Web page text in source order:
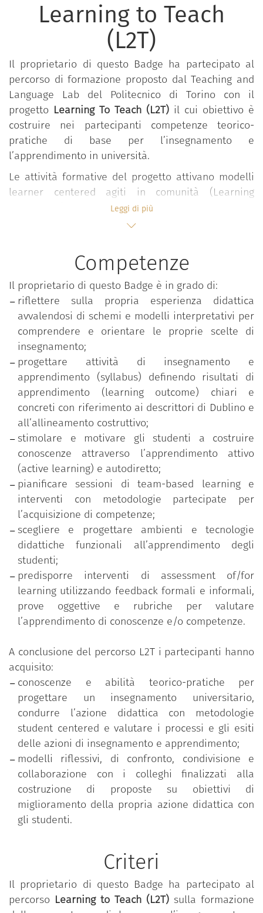
Learning to Teach
(L2T)
Il proprietario di questo Badge ha partecipato al
percorso di formazione proposto dal Teaching and
Language Lab del Politecnico di Torino con il
progetto Learning To Teach (L2T) il cui obiettivo è
costruire nei partecipanti competenze teorico-
pratiche di base per l’insegnamento e
l’apprendimento in università.
Le attività formative del progetto attivano modelli
learner centered agiti in comunità (Learning
Community) all’interno dei quali, in forma
interdisciplinare e partecipativa, si sviluppano
valori, approcci, esperienze e pratiche didattiche
valorizzando l’apporto attivo degli studenti.
Il percorso si snoda in ambienti flipped e si sviluppa
in forma modulare attraverso seminari, lezioni e
workshop condotti in co-teaching da docenti
esperti.
Le tematiche affrontate riguardano:
Progettazione della didattica;
Costruzione di un syllabus student centered;
Metodologie e approcci di active learning;
Team based learning;
Micro-teaching e feedback tra pari;
Tecnologie e ambienti per la didattica;
Valutazione didattica;
Assessment of/for learning;
Prove oggettive e rubriche di valutazione.
Leggi di più
Competenze
Il proprietario di questo Badge è in grado di:
riflettere sulla propria esperienza didattica
avvalendosi di schemi e modelli interpretativi per
comprendere e orientare le proprie scelte di
insegnamento;
progettare attività di insegnamento e
apprendimento (syllabus) definendo risultati di
apprendimento (learning outcome) chiari e
concreti con riferimento ai descrittori di Dublino e
all’allineamento costruttivo;
stimolare e motivare gli studenti a costruire
conoscenze attraverso l’apprendimento attivo
(active learning) e autodiretto;
pianificare sessioni di team-based learning e
interventi con metodologie partecipate per
l’acquisizione di competenze;
scegliere e progettare ambienti e tecnologie
didattiche funzionali all’apprendimento degli
studenti;
predisporre interventi di assessment of/for
learning utilizzando feedback formali e informali,
prove oggettive e rubriche per valutare
l’apprendimento di conoscenze e/o competenze.
A conclusione del percorso L2T i partecipanti hanno
acquisito:
conoscenze e abilità teorico-pratiche per
progettare un insegnamento universitario,
condurre l’azione didattica con metodologie
student centered e valutare i processi e gli esiti
delle azioni di insegnamento e apprendimento;
modelli riflessivi, di confronto, condivisione e
collaborazione con i colleghi finalizzati alla
costruzione di proposte su obiettivi di
miglioramento della propria azione didattica con
gli studenti.
Criteri
Il proprietario di questo Badge ha partecipato al
percorso Learning to Teach (L2T) sulla formazione